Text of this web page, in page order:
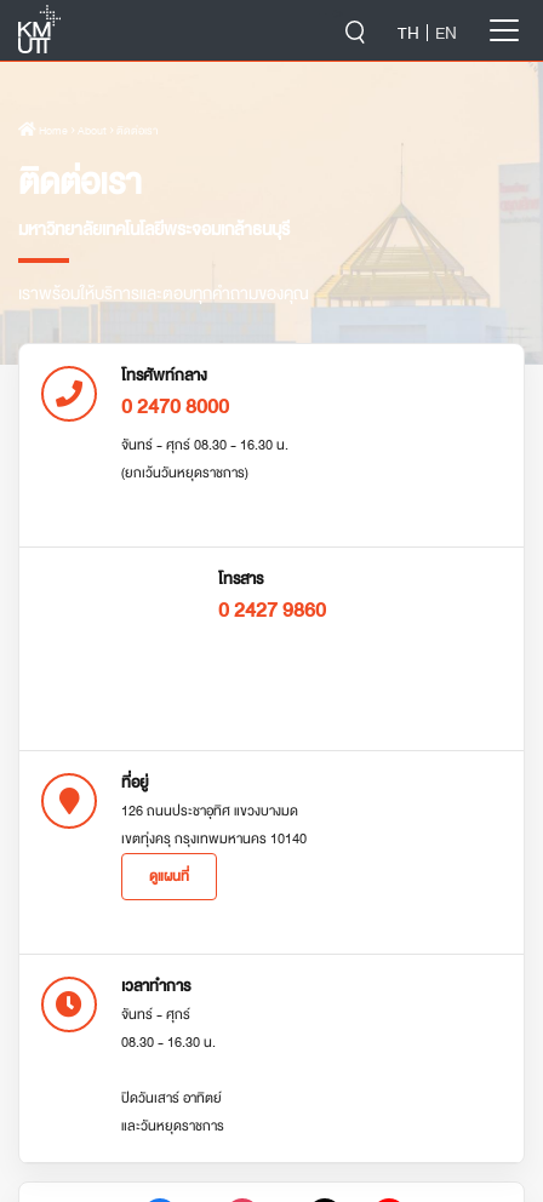
TH EN
Home › About › ติดต่อเรา
ติดต่อเรา
มหาวิทยาลัยเทคโนโลยีพระจอมเกล้าธนบุรี
เราพร้อมให้บริการและตอบทุกคำถามของคุณ
โทรศัพท์กลาง
0 2470 8000
จันทร์ - ศุกร์ 08.30 - 16.30 น.
(ยกเว้นวันหยุดราชการ)
โทรสาร
0 2427 9860
ที่อยู่
126 ถนนประชาอุทิศ แขวงบางมด
เขตทุ่งครุ กรุงเทพมหานคร 10140
ดูแผนที่
เวลาทำการ
จันทร์ - ศุกร์
08.30 - 16.30 น.
ปิดวันเสาร์ อาทิตย์
และวันหยุดราชการ